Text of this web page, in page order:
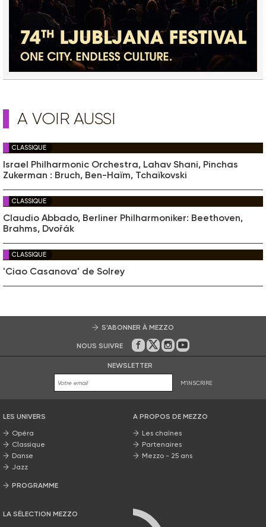
A VOIR AUSSI
CLASSIQUE
Israel Philharmonic Orchestra, Lahav Shani, Pinchas
Zukerman : Bruch, Ben-Haïm, Tchaïkovski
CLASSIQUE
Claudio Abbado, Berliner Philharmoniker: Beethoven,
Brahms, Dvořák
CLASSIQUE
'Ciao Casanova' de Solrey
S’ABONNER À MEZZO
NOUS SUIVRE Sur Facebook
Sur Twitter
Sur Instagram
Sur Youtube
NEWSLETTER
M'INSCRIRE
LES UNIVERS
Opéra
Classique
Danse
Jazz
PROGRAMME
LA SÉLECTION MEZZO
A PROPOS DE MEZZO
Les chaînes
Partenaires
Mezzo - 25 ans